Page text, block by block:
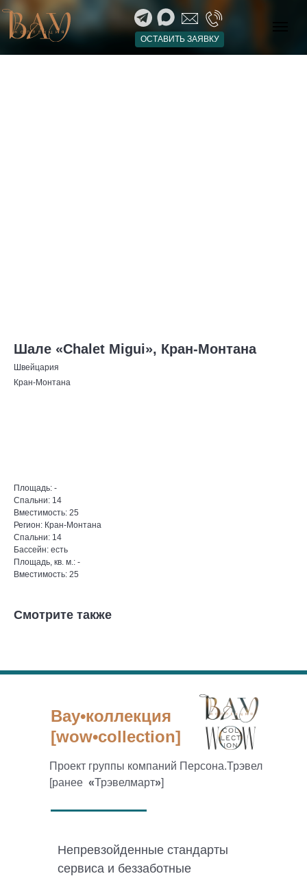
ОСТАВИТЬ ЗАЯВКУ
Шале «Chalet Migui», Кран-Монтана
Швейцария
Кран-Монтана
Площадь: -
Спальни: 14
Вместимость: 25
Регион: Кран-Монтана
Спальни: 14
Бассейн: есть
Площадь, кв. м.: -
Вместимость: 25
Смотрите также
Вау•коллекция
[wow•collection]
Проект группы компаний Персона.Трэвел
[ранее «Трэвелмарт»]
Непревзойденные стандарты
сервиса и беззаботные